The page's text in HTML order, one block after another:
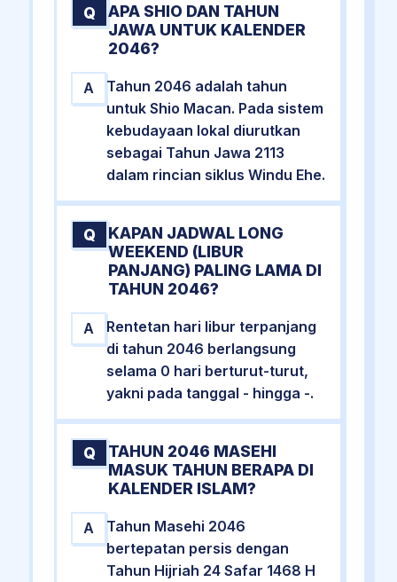
Q
APA SHIO DAN TAHUN
JAWA UNTUK KALENDER
2046?
A
Tahun 2046 adalah tahun
untuk Shio Macan. Pada sistem
kebudayaan lokal diurutkan
sebagai Tahun Jawa 2113
dalam rincian siklus Windu Ehe.
Q
KAPAN JADWAL LONG
WEEKEND (LIBUR
PANJANG) PALING LAMA DI
TAHUN 2046?
A
Rentetan hari libur terpanjang
di tahun 2046 berlangsung
selama 0 hari berturut-turut,
yakni pada tanggal - hingga -.
Q
TAHUN 2046 MASEHI
MASUK TAHUN BERAPA DI
KALENDER ISLAM?
A
Tahun Masehi 2046
bertepatan persis dengan
Tahun Hijriah 24 Safar 1468 H